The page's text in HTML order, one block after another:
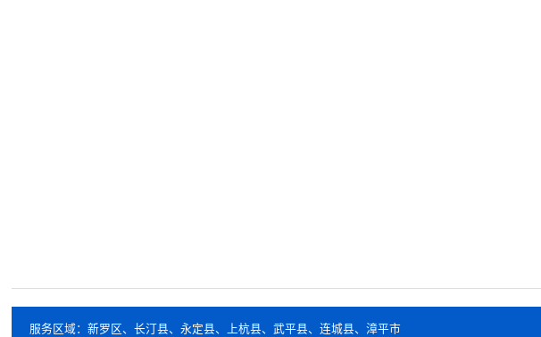
服务区域：新罗区、长汀县、永定县、上杭县、武平县、连城县、漳平市